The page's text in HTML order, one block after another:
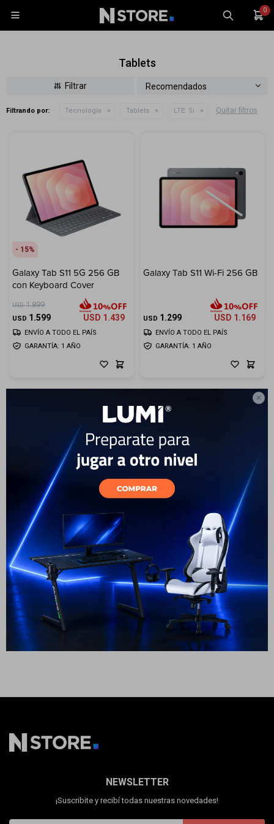

0

Tablets
Recomendados
Filtrando por: Tecnología Tablets LTE: Si Quitar filtros
15
Galaxy Tab S11 5G 256 GB
con Keyboard Cover
USD 1.899
USD 1.599 USD 1.439
GARANTÍA: 1 AÑO
ENVÍO A TODO EL PAÍS
Galaxy Tab S11 Wi-Fi 256 GB
USD 1.299 USD 1.169
GARANTÍA: 1 AÑO
ENVÍO A TODO EL PAÍS
Galaxy Tab S11 Ultra Wi-Fi
256 GB
USD 1.899
USD 1.399 USD1.329
GARANTÍA: 1 AÑO
ENVÍO A TODO EL PAÍS
Samsung Galaxy Tab S10 FE
Plus 5G 128 GB+ Book Cover
USD 899 USD 809
GARANTÍA: 1 AÑO
ENVÍO A TODO EL PAÍS
NEWSLETTER
¡Suscribite y recibí todas nuestras novedades!
TV y Audio
Marcas
Cuenta
F&Q
Accesorios